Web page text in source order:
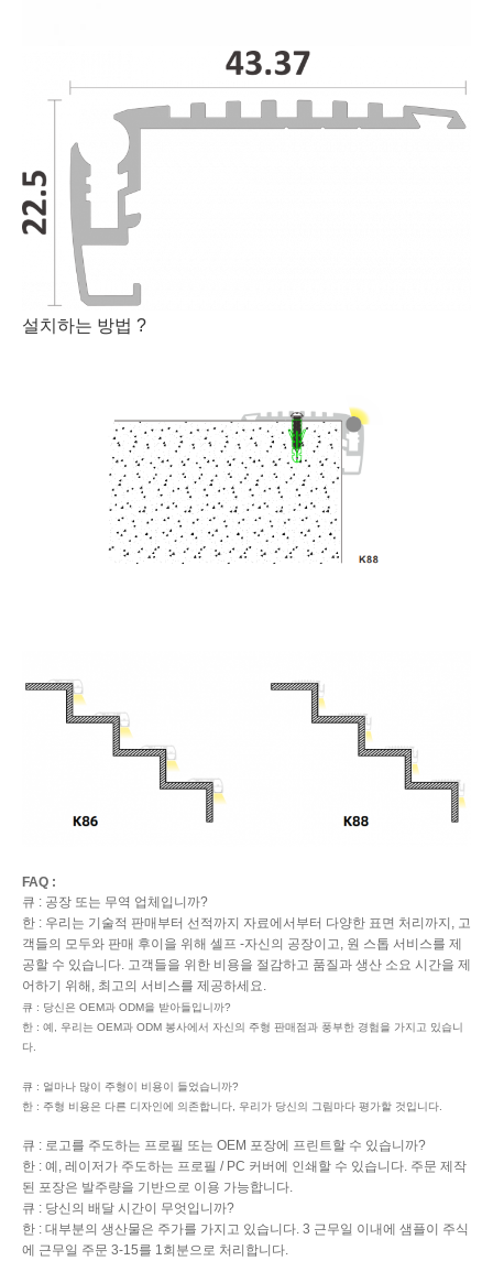
설치하는 방법 ?
FAQ :
큐 : 공장 또는 무역 업체입니까?
한 : 우리는 기술적 판매부터 선적까지 자료에서부터 다양한 표면 처리까지, 고
객들의 모두와 판매 후이을 위해 셀프 -자신의 공장이고, 원 스톱 서비스를 제
공할 수 있습니다. 고객들을 위한 비용을 절감하고 품질과 생산 소요 시간을 제
어하기 위해, 최고의 서비스를 제공하세요.
큐 : 당신은 OEM과 ODM을 받아들입니까?
한 : 예, 우리는 OEM과 ODM 봉사에서 자신의 주형 판매점과 풍부한 경험을 가지고 있습니
다.
큐 : 얼마나 많이 주형이 비용이 들었습니까?
한 : 주형 비용은 다른 디자인에 의존합니다, 우리가 당신의 그림마다 평가할 것입니다.
큐 : 로고를 주도하는 프로필 또는 OEM 포장에 프린트할 수 있습니까?
한 : 예, 레이저가 주도하는 프로필 / PC 커버에 인쇄할 수 있습니다. 주문 제작
된 포장은 발주량을 기반으로 이용 가능합니다.
큐 : 당신의 배달 시간이 무엇입니까?
한 : 대부분의 생산물은 주가를 가지고 있습니다. 3 근무일 이내에 샘플이 주식
에 근무일 주문 3-15를 1회분으로 처리합니다.